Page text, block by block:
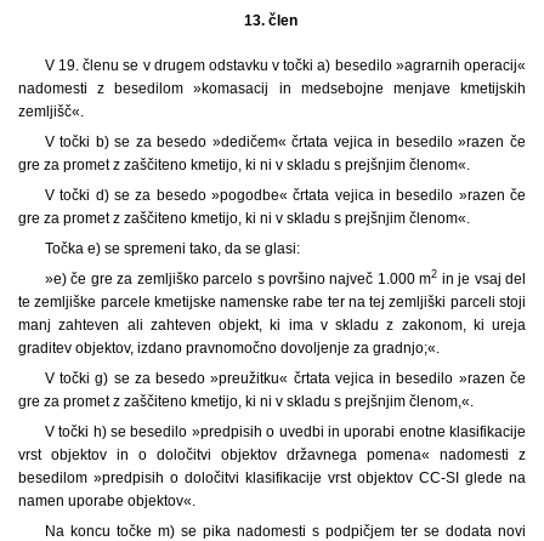
13. člen
V 19. členu se v drugem odstavku v točki a) besedilo »agrarnih operacij«
nadomesti z besedilom »komasacij in medsebojne menjave kmetijskih
zemljišč«.
V točki b) se za besedo »dedičem« črtata vejica in besedilo »razen če
gre za promet z zaščiteno kmetijo, ki ni v skladu s prejšnjim členom«.
V točki d) se za besedo »pogodbe« črtata vejica in besedilo »razen če
gre za promet z zaščiteno kmetijo, ki ni v skladu s prejšnjim členom«.
Točka e) se spremeni tako, da se glasi:
»e) če gre za zemljiško parcelo s površino največ 1.000 m2 in je vsaj del
te zemljiške parcele kmetijske namenske rabe ter na tej zemljiški parceli stoji
manj zahteven ali zahteven objekt, ki ima v skladu z zakonom, ki ureja
graditev objektov, izdano pravnomočno dovoljenje za gradnjo;«.
V točki g) se za besedo »preužitku« črtata vejica in besedilo »razen če
gre za promet z zaščiteno kmetijo, ki ni v skladu s prejšnjim členom,«.
V točki h) se besedilo »predpisih o uvedbi in uporabi enotne klasifikacije
vrst objektov in o določitvi objektov državnega pomena« nadomesti z
besedilom »predpisih o določitvi klasifikacije vrst objektov CC-SI glede na
namen uporabe objektov«.
Na koncu točke m) se pika nadomesti s podpičjem ter se dodata novi